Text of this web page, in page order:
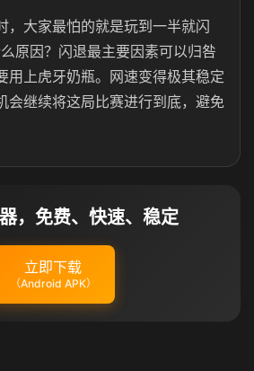
，大家最怕的就是玩到一半就闪
原因？闪退最主要因素可以归咎
用上虎牙奶瓶。网速变得极其稳定
会继续将这局比赛进行到底，避免
，免费、快速、稳定
立即下载
（Android APK）